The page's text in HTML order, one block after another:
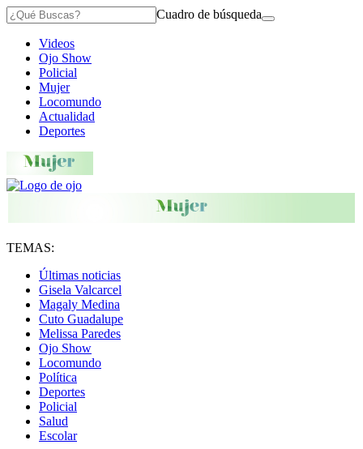
Cuadro de búsqueda
Videos
Ojo Show
Policial
Mujer
Locomundo
Actualidad
Deportes
TEMAS:
Últimas noticias
Gisela Valcarcel
Magaly Medina
Cuto Guadalupe
Melissa Paredes
Ojo Show
Locomundo
Política
Deportes
Policial
Salud
Escolar